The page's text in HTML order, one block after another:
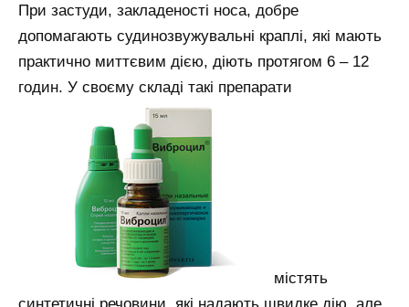
При застуди, закладеності носа, добре
допомагають судинозвужувальні краплі, які мають
практично миттєвим дією, діють протягом 6 – 12
годин. У своєму складі такі препарати
містять